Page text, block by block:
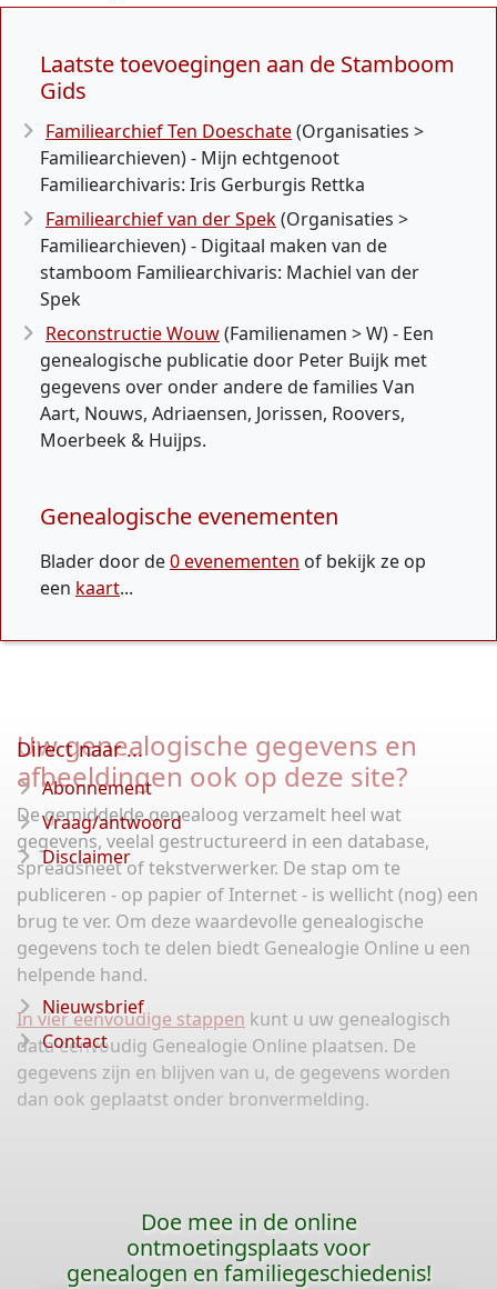
Laatste toevoegingen aan de Stamboom
Gids
Familiearchief Ten Doeschate(Organisaties >
Familiearchieven) - Mijn echtgenoot
Familiearchivaris: Iris Gerburgis Rettka
Familiearchief van der Spek(Organisaties >
Familiearchieven) - Digitaal maken van de
stamboom Familiearchivaris: Machiel van der
Spek
Reconstructie Wouw(Familienamen > W) - Een
genealogische publicatie door Peter Buijk met
gegevens over onder andere de families Van
Aart, Nouws, Adriaensen, Jorissen, Roovers,
Moerbeek & Huijps.
Genealogische evenementen
Blader door de0 evenementen of bekijk ze op
een kaart...
Uw genealogische gegevens en
afbeeldingen ook op deze site?
De gemiddelde genealoog verzamelt heel wat
gegevens, veelal gestructureerd in een database,
spreadsheet of tekstverwerker. De stap om te
publiceren - op papier of Internet - is wellicht (nog) een
brug te ver. Om deze waardevolle genealogische
gegevens toch te delen biedt Genealogie Online u een
helpende hand.
In vier eenvoudige stappen kunt u uw genealogisch
data eenvoudig Genealogie Online plaatsen. De
gegevens zijn en blijven van u, de gegevens worden
dan ook geplaatst onder bronvermelding.
Direct naar ...
Abonnement
Vraag/antwoord
Disclaimer
Nieuwsbrief
Contact
Doe mee in de online
ontmoetingsplaats voor
genealogen en familiegeschiedenis!